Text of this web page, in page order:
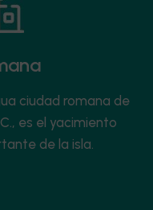
ciudad romana de
es el yacimiento
de la isla.